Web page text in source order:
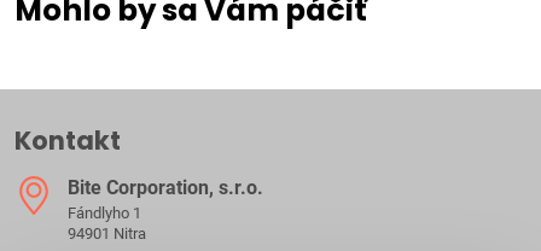
Mohlo by sa Vám páčiť
Kontakt
Bite Corporation, s​.r​.o​.
Fándlyho 1
94901 Nitra